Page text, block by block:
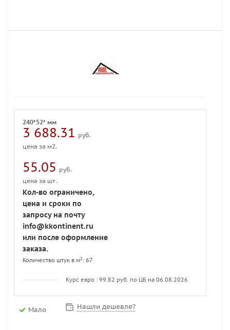
240*52* мм
3 688.31 руб.
цена за м2.
55.05 руб.
цена за шт .
Кол-во ограничено,
цена и сроки по
запросу на почту
info@kkontinent.ru
или после оформление
заказа.
Количество штук в м2 : 67
Курс евро : 99.82 руб. по ЦБ на 06.08.2026
Мало Нашли дешевле?